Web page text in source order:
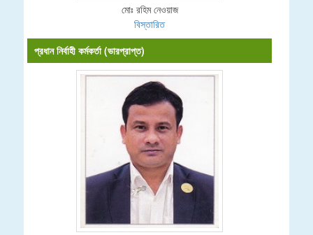
মোঃ রহিম নেওয়াজ
বিস্তারিত
প্রধান নির্বাহী কর্মকর্তা (ভারপ্রাপ্ত)